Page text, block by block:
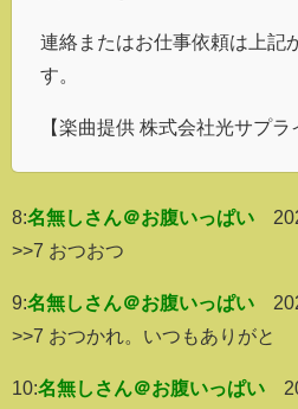
連絡またはお仕事依頼は上記
す。
【楽曲提供 株式会社光サプラ
8:名無しさん＠お腹いっぱい
>>7 おつおつ
9:名無しさん＠お腹いっぱい
>>7 おつかれ。いつもありがと
10:名無しさん＠お腹いっぱい